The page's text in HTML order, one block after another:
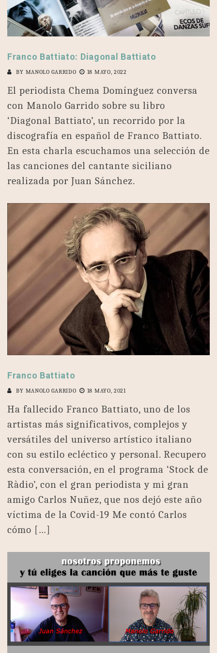
Franco Battiato: Diagonal Battiato
BY MANOLO GARRIDO 18 MAYO, 2022
El periodista Chema Domínguez conversa
con Manolo Garrido sobre su libro
‘Diagonal Battiato’, un recorrido por la
discografía en español de Franco Battiato.
En esta charla escuchamos una selección de
las canciones del cantante siciliano
realizada por Juan Sánchez.
Franco Battiato
BY MANOLO GARRIDO 18 MAYO, 2021
Ha fallecido Franco Battiato, uno de los
artistas más significativos, complejos y
versátiles del universo artístico italiano
con su estilo ecléctico y personal. Recupero
esta conversación, en el programa ‘Stock de
Ràdio’, con el gran periodista y mi gran
amigo Carlos Nuñez, que nos dejó este año
víctima de la Covid-19 Me contó Carlos
cómo […]